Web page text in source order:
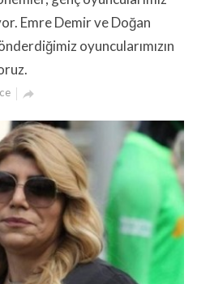
Emre Demir ve Doğan
oyuncularımızın
